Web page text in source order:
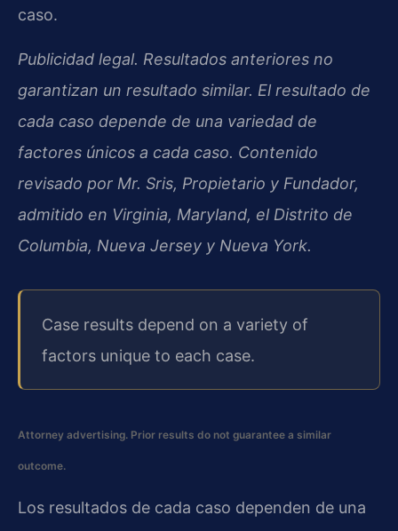
caso.
Publicidad legal. Resultados anteriores no
garantizan un resultado similar. El resultado de
cada caso depende de una variedad de
factores únicos a cada caso. Contenido
revisado por Mr. Sris, Propietario y Fundador,
admitido en Virginia, Maryland, el Distrito de
Columbia, Nueva Jersey y Nueva York.
Case results depend on a variety of
factors unique to each case.
Attorney advertising. Prior results do not guarantee a similar
outcome.
Los resultados de cada caso dependen de una